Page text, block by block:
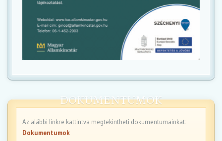
DOKUMENTUMOK
Az alábbi linkre kattintva megtekintheti dokumentumainkat:
Dokumentumok